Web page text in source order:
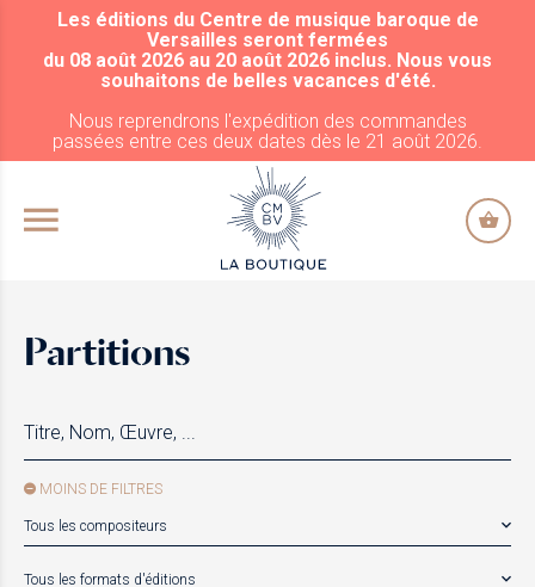
ALLER AU CONTENU PRINCIPAL
Les éditions du Centre de musique baroque de
Versailles seront fermées
du 08 août 2026 au 20 août 2026 inclus. Nous vous
souhaitons de belles vacances d'été.
Nous reprendrons l'expédition des commandes
passées entre ces deux dates dès le 21 août 2026.
Partitions
MOINS DE FILTRES
Tous les compositeurs
Tous les formats d'éditions